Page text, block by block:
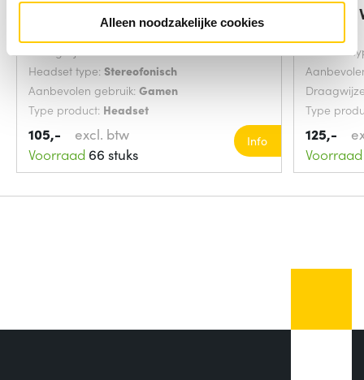
Alleen noodzakelijke cookies
ASUS TUF Gaming H1 Wireless
Draagwijze:Hoofdband
Headset type: Stereofonisch
Aanbevolen gebruik: Gamen
Type product: Headset
105,-
excl. btw
Voorraad 66 stuks
Info
HP
Headset
Type
125,-
Voorraad